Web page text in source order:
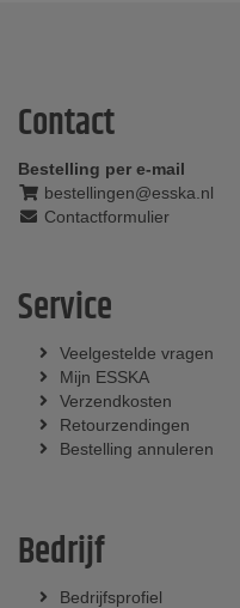
Contact
Bestelling per e-mail
bestellingen@esska.nl
Contactformulier
Service
Veelgestelde vragen
Mijn ESSKA
Verzendkosten
Retourzendingen
Bestelling annuleren
Bedrijf
Bedrijfsprofiel